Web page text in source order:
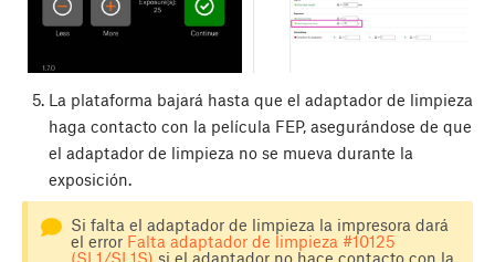
La plataforma bajará hasta que el adaptador de limpieza
haga contacto con la película FEP, asegurándose de que
el adaptador de limpieza no se mueva durante la
exposición.
Si falta el adaptador de limpieza la impresora dará
el error Falta adaptador de limpieza #10125
(SL1/SL1S) si el adaptador no hace contacto con la